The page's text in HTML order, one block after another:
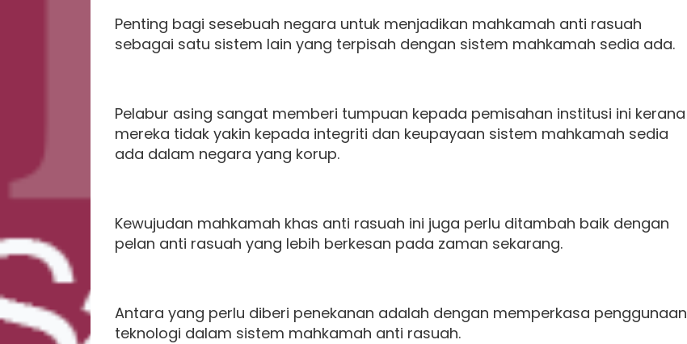
Penting bagi sesebuah negara untuk menjadikan mahkamah anti rasuah
sebagai satu sistem lain yang terpisah dengan sistem mahkamah sedia ada.
Pelabur asing sangat memberi tumpuan kepada pemisahan institusi ini kerana
mereka tidak yakin kepada integriti dan keupayaan sistem mahkamah sedia
ada dalam negara yang korup.
Kewujudan mahkamah khas anti rasuah ini juga perlu ditambah baik dengan
pelan anti rasuah yang lebih berkesan pada zaman sekarang.
Antara yang perlu diberi penekanan adalah dengan memperkasa penggunaan
teknologi dalam sistem mahkamah anti rasuah.